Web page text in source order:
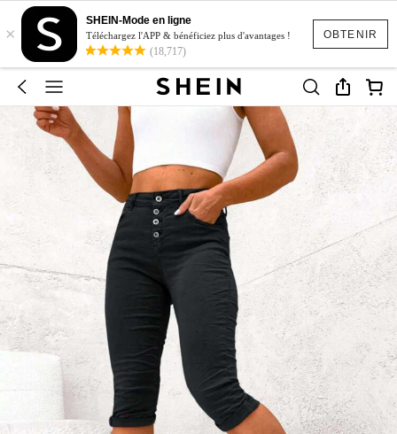
OBTENIR
×
SHEIN-Mode en ligne
Téléchargez l'APP & bénéficiez plus d'avantages !
(18,717)